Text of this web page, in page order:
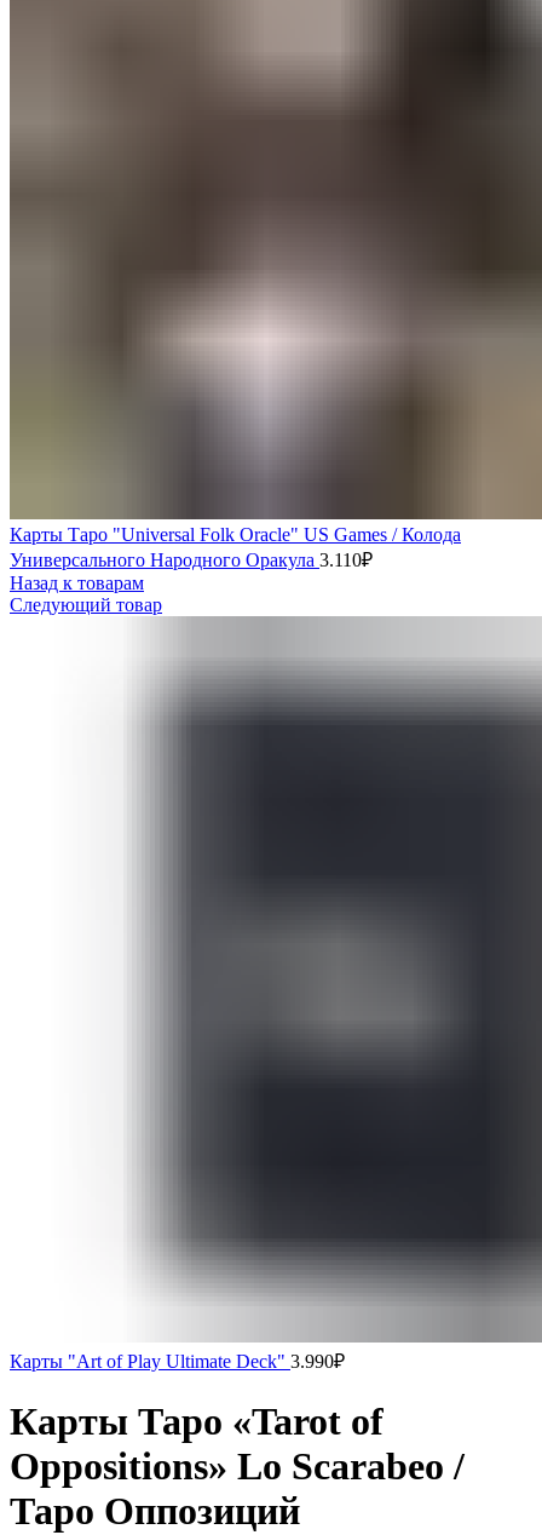
Карты Таро "Universal Folk Oracle" US Games / Колода
Универсального Народного Оракула 3.110₽
Назад к товарам
Следующий товар
Карты "Art of Play Ultimate Deck" 3.990₽
Карты Таро «Tarot of
Oppositions» Lo Scarabeo /
Таро Оппозиций